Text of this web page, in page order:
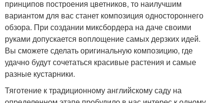
принципов построения цветников, то наилучшим
вариантом для вас станет композиция одностороннего
обзора. При создании миксбордера на даче своими
руками допускается воплощение самых дерзких идей.
Вы сможете сделать оригинальную композицию, где
удачно будут сочетаться красивые растения и самые
разные кустарники.
Тяготение к традиционному английскому саду на